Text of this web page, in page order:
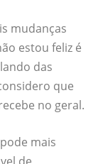
mudanças
estou feliz é
das
que
no geral.
mais